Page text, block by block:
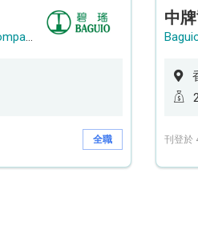
Baguio Cleaning Services Company Limited
全職
中
刊登於